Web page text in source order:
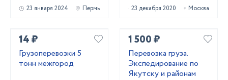
23 января 2024 Пермь 23 декабря 2020 Москва
14 ₽
Грузоперевозки 5
тонн межгород
1 500 ₽
Перевозка груза.
Экспедирование по
Якутску и районам